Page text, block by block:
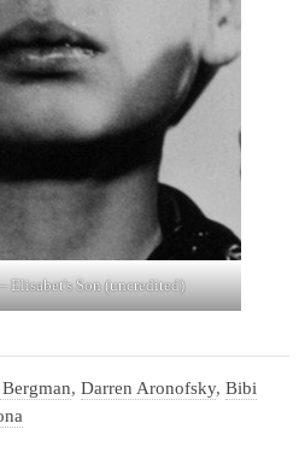
Elisabet's Son (uncredited)
, Darren Aronofsky, Bibi